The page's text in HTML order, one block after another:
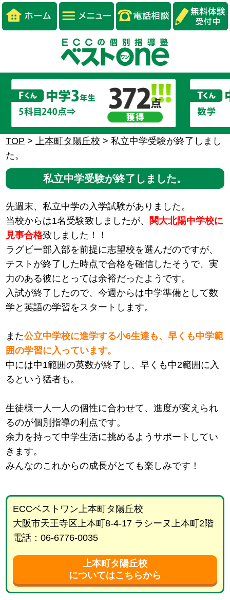
TOP >上本町タ陽丘校 >私立中学受験が終了しまし
た。
私立中学受験が終了しました。
先週末、私立中学の入学試験がありました。
当校からは1名受験致しましたが、 関大北陽中学校に
見事合格致しました！！
ラグビー部入部を前提に志望校を選んだのですが、
テストが終了した時点で合格を確信したそうで、実
力のある彼にとっては余裕だったようです。
入試が終了したので、今週からは中学準備として数
学と英語の学習をスタートします。
また公立中学校に進学する小6生達も、早くも中学範
囲の学習に入っています。
中には中1範囲の英数が終了し、早くも中2範囲に入
るという猛者も。
生徒様一人一人の個性に合わせて、進度が変えられ
るのが個別指導の利点です。
余力を持って中学生活に挑めるようサポートしてい
きます。
みんなのこれからの成長がとても楽しみです！
ECCベストワン上本町タ陽丘校
大阪市天王寺区上本町8-4-17 ラシーヌ上本町2階
電話：06-6776-0035
上本町タ陽丘校
についてはこちらから